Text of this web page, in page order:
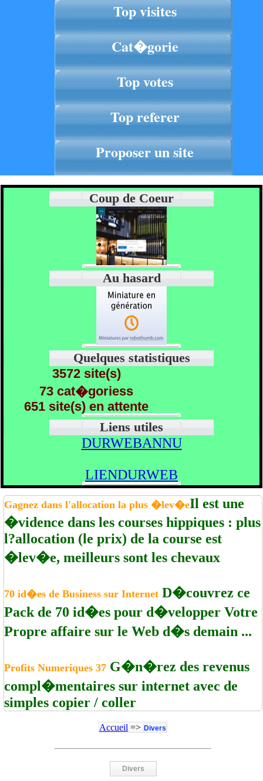
Top visites
Cat�gorie
Top votes
Top referer
Proposer un site
Coup de Coeur
Au hasard
Quelques statistiques
3572 site(s)
73 cat�goriess
651 site(s) en attente
Liens utiles
DURWEBANNU
LIENDURWEB
Gagnez dans l'allocation la plus �lev�eIl est une
�vidence dans les courses hippiques : plus
l?allocation (le prix) de la course est
�lev�e, meilleurs sont les chevaux
70 id�es de Business sur Internet D�couvrez ce
Pack de 70 id�es pour d�velopper Votre
Propre affaire sur le Web d�s demain ...
Profits Numeriques 37 G�n�rez des revenus
compl�mentaires sur internet avec de
simples copier / coller
Accueil => Divers
Divers